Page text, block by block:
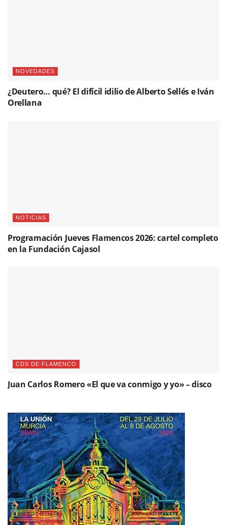
NOVEDADES
¿Deutero… qué? El difícil idilio de Alberto Sellés e Iván
Orellana
NOTICIAS
Programación Jueves Flamencos 2026: cartel completo
en la Fundación Cajasol
CDS DE FLAMENCO
Juan Carlos Romero «El que va conmigo y yo» – disco